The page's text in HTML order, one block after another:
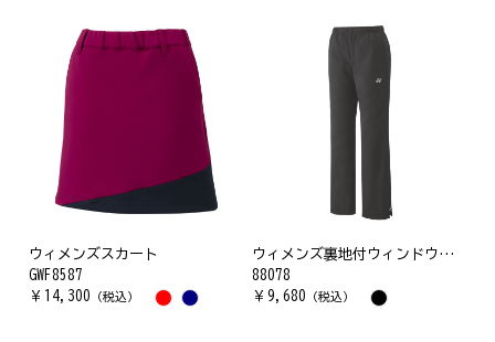
ウィメンズスカート
GWF8587
￥ 14,300 （税込）
ウィメンズ裏地付ウィンドウォーマーパンツ
88078
￥ 9,680 （税込）